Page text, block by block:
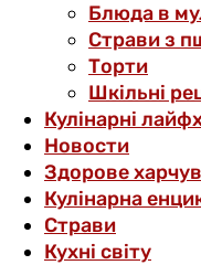
Блюда в
Страви з
Торти
Шкільні
Кулінарні
Новости
Здорове
Кулінарна
Страви
Кухні світу